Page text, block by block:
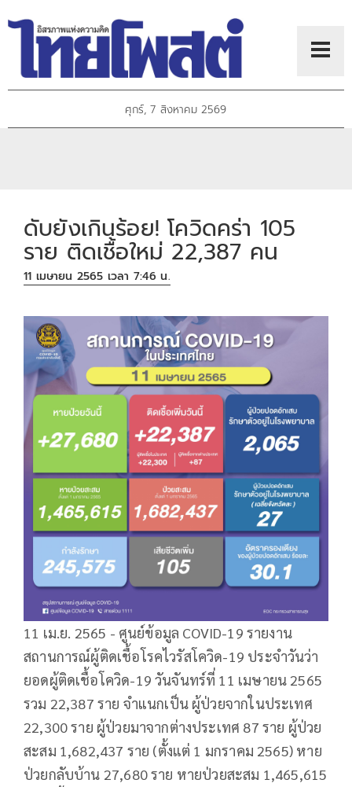
ศุกร์, 7 สิงหาคม 2569
ดับยังเกินร้อย! โควิดคร่า 105
ราย ติดเชื้อใหม่ 22,387 คน
11 เมษายน 2565 เวลา 7:46 น.
11 เม.ย. 2565 - ศูนย์ข้อมูล COVID-19 รายงาน
สถานการณ์ผู้ติดเชื้อโรคไวรัสโควิด-19 ประจำวันว่า
ยอดผู้ติดเชื้อโควิด-19 วันจันทร์ที่ 11 เมษายน 2565
รวม 22,387 ราย จำแนกเป็น ผู้ป่วยจากในประเทศ
22,300 ราย ผู้ป่วยมาจากต่างประเทศ 87 ราย ผู้ป่วย
สะสม 1,682,437 ราย (ตั้งแต่ 1 มกราคม 2565) หาย
ป่วยกลับบ้าน 27,680 ราย หายป่วยสะสม 1,465,615